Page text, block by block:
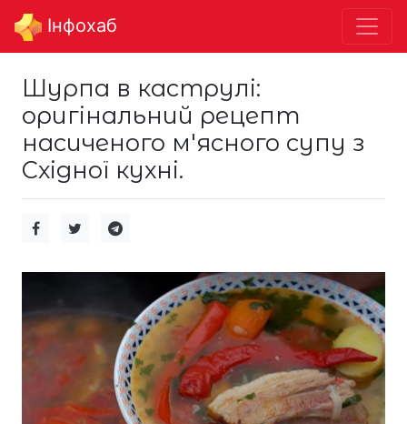
Інфохаб
Шурпа в каструлі:
оригінальний рецепт
насиченого м'ясного супу з
Східної кухні.